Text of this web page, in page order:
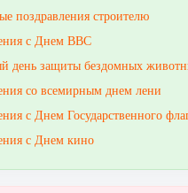
поздравления строителю
с Днем ВВС
день защиты бездомных
со всемирным днем лени
с Днем Государственного
с Днем кино